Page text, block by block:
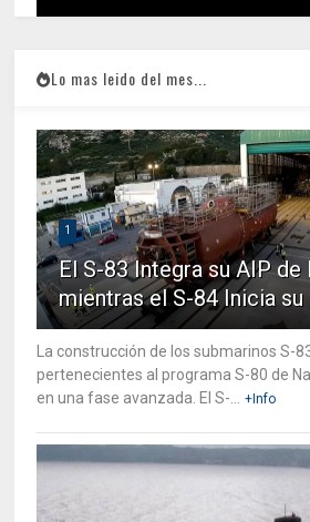
Lo mas leido del mes...
1
El S-83 Integra su AIP
mientras el S-84 Inicia su
La construcción de los submarinos S-
pertenecientes al programa S-80 de
en una fase avanzada. El S-...
+Info